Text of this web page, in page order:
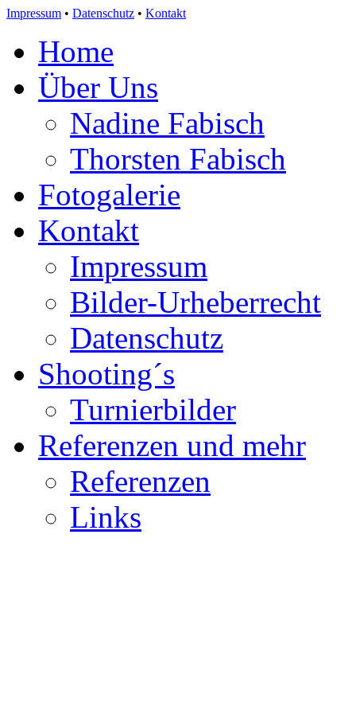
Impressum • Datenschutz • Kontakt
Home
Über Uns
Nadine Fabisch
Thorsten Fabisch
Fotogalerie
Kontakt
Impressum
Bilder-Urheberrecht
Datenschutz
Shooting´s
Turnierbilder
Referenzen und mehr
Referenzen
Links